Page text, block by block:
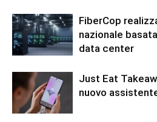
FiberCop
nazionale
data center
Just Eat
nuovo